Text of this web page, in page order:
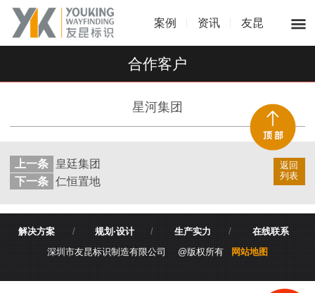
案例 资讯 友昆
合作客户
星河集团
返回
列表
上一条
皇廷集团
下一条 仁恒置地
解决方案 / 规划·设计 / 生产实力 /
在线联系
深圳市友昆标识制造有限公司 @版权所有
网站地图